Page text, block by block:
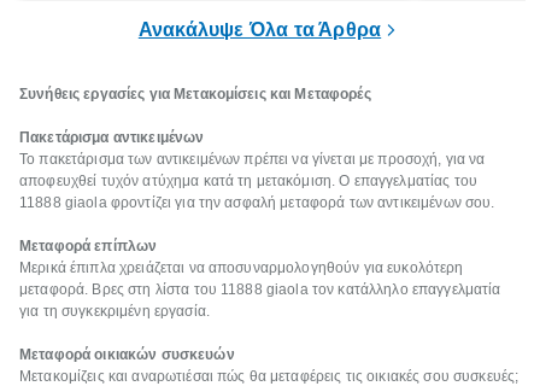
Ανακάλυψε Όλα τα Άρθρα
Συνήθεις εργασίες για Μετακομίσεις και Μεταφορές
Πακετάρισμα αντικειμένων
Το πακετάρισμα των αντικειμένων πρέπει να γίνεται με προσοχή, για να
αποφευχθεί τυχόν ατύχημα κατά τη μετακόμιση. Ο επαγγελματίας του
11888 giaola φροντίζει για την ασφαλή μεταφορά των αντικειμένων σου.
Μεταφορά επίπλων
Μερικά έπιπλα χρειάζεται να αποσυναρμολογηθούν για ευκολότερη
μεταφορά. Βρες στη λίστα του 11888 giaola τον κατάλληλο επαγγελματία
για τη συγκεκριμένη εργασία.
Μεταφορά οικιακών συσκευών
Μετακομίζεις και αναρωτιέσαι πώς θα μεταφέρεις τις οικιακές σου συσκευές;